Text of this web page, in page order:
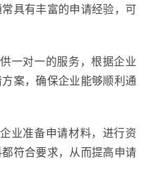
具有丰富的申请经验，可
一对一的服务，根据企业
案，确保企业能够顺利通
业准备申请材料，进行资
符合要求，从而提高申请